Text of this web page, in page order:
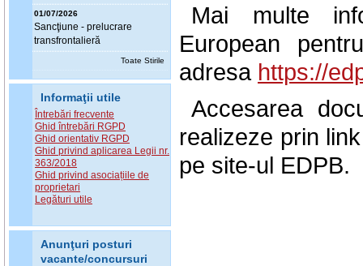
01/07/2026
Sancţiune - prelucrare
transfrontalieră
Toate Stirile
Informaţii utile
Întrebări frecvente
Ghid întrebări RGPD
Ghid orientativ RGPD
Ghid privind aplicarea Legii nr.
363/2018
Ghid privind asociațiile de
proprietari
Legături utile
Anunţuri posturi
vacante/concursuri
Mai multe
European
adresa https://
Accesarea
realizeze prin
pe site-ul EDPB.